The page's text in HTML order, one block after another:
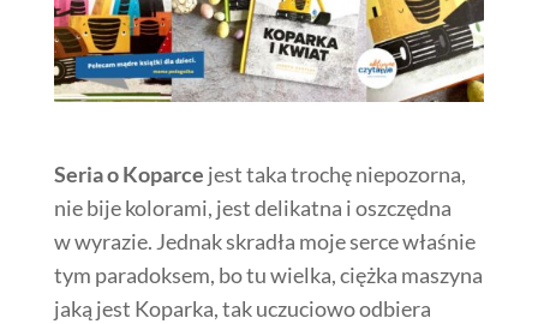
Seria o Koparce jest taka trochę niepozorna,
nie bije kolorami, jest delikatna i oszczędna
w wyrazie. Jednak skradła moje serce właśnie
tym paradoksem, bo tu wielka, ciężka maszyna
jaką jest Koparka, tak uczuciowo odbiera